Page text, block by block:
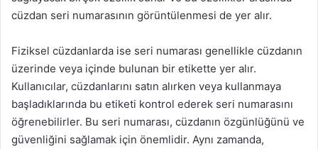
cüzdan seri numarasının görüntülenmesi de yer alır.
Fiziksel cüzdanlarda ise seri numarası genellikle cüzdanın
üzerinde veya içinde bulunan bir etikette yer alır.
Kullanıcılar, cüzdanlarını satın alırken veya kullanmaya
başladıklarında bu etiketi kontrol ederek seri numarasını
öğrenebilirler. Bu seri numarası, cüzdanın özgünlüğünü ve
güvenliğini sağlamak için önemlidir. Aynı zamanda,